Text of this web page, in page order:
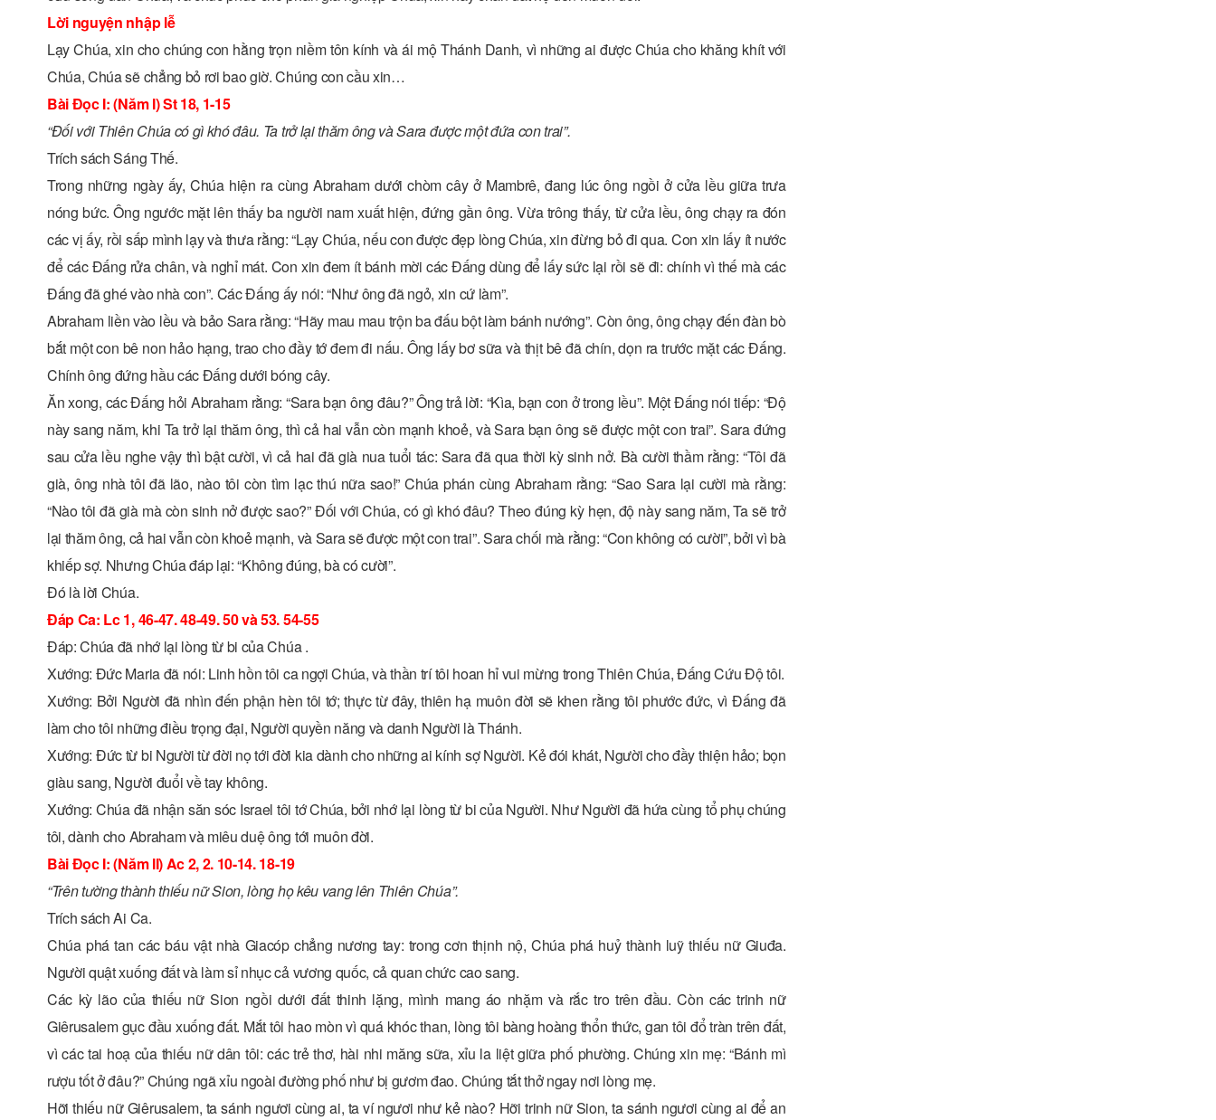
Lời nguyện nhập lễ
Lạy Chúa, xin cho chúng con hằng trọn niềm tôn kính và ái mộ Thánh Danh, vì những ai được Chúa cho khăng khít với
Chúa, Chúa sẽ chẳng bỏ rơi bao giờ. Chúng con cầu xin…
Bài Ðọc I: (Năm I) St 18, 1-15
“Ðối với Thiên Chúa có gì khó đâu. Ta trở lại thăm ông và Sara được một đứa con trai”.
Trích sách Sáng Thế.
Trong những ngày ấy, Chúa hiện ra cùng Abraham dưới chòm cây ở Mambrê, đang lúc ông ngồi ở cửa lều giữa trưa
nóng bức. Ông ngước mặt lên thấy ba người nam xuất hiện, đứng gần ông. Vừa trông thấy, từ cửa lều, ông chạy ra đón
các vị ấy, rồi sấp mình lạy và thưa rằng: “Lạy Chúa, nếu con được đẹp lòng Chúa, xin đừng bỏ đi qua. Con xin lấy ít nước
để các Ðấng rửa chân, và nghỉ mát. Con xin đem ít bánh mời các Ðấng dùng để lấy sức lại rồi sẽ đi: chính vì thế mà các
Ðấng đã ghé vào nhà con”. Các Ðấng ấy nói: “Như ông đã ngỏ, xin cứ làm”.
Abraham liền vào lều và bảo Sara rằng: “Hãy mau mau trộn ba đấu bột làm bánh nướng”. Còn ông, ông chạy đến đàn bò
bắt một con bê non hảo hạng, trao cho đầy tớ đem đi nấu. Ông lấy bơ sữa và thịt bê đã chín, dọn ra trước mặt các Ðấng.
Chính ông đứng hầu các Ðấng dưới bóng cây.
Ăn xong, các Ðấng hỏi Abraham rằng: “Sara bạn ông đâu?” Ông trả lời: “Kìa, bạn con ở trong lều”. Một Ðấng nói tiếp: “Ðộ
này sang năm, khi Ta trở lại thăm ông, thì cả hai vẫn còn mạnh khoẻ, và Sara bạn ông sẽ được một con trai”. Sara đứng
sau cửa lều nghe vậy thì bật cười, vì cả hai đã già nua tuổi tác: Sara đã qua thời kỳ sinh nở. Bà cười thầm rằng: “Tôi đã
già, ông nhà tôi đã lão, nào tôi còn tìm lạc thú nữa sao!” Chúa phán cùng Abraham rằng: “Sao Sara lại cười mà rằng:
“Nào tôi đã già mà còn sinh nở được sao?” Ðối với Chúa, có gì khó đâu? Theo đúng kỳ hẹn, độ này sang năm, Ta sẽ trở
lại thăm ông, cả hai vẫn còn khoẻ mạnh, và Sara sẽ được một con trai”. Sara chối mà rằng: “Con không có cười”, bởi vì bà
khiếp sợ. Nhưng Chúa đáp lại: “Không đúng, bà có cười”.
Ðó là lời Chúa.
Ðáp Ca: Lc 1, 46-47. 48-49. 50 và 53. 54-55
Ðáp: Chúa đã nhớ lại lòng từ bi của Chúa .
Xướng: Ðức Maria đã nói: Linh hồn tôi ca ngợi Chúa, và thần trí tôi hoan hỉ vui mừng trong Thiên Chúa, Ðấng Cứu Ðộ tôi.
Xướng: Bởi Người đã nhìn đến phận hèn tôi tớ; thực từ đây, thiên hạ muôn đời sẽ khen rằng tôi phước đức, vì Ðấng đã
làm cho tôi những điều trọng đại, Người quyền năng và danh Người là Thánh.
Xướng: Ðức từ bi Người từ đời nọ tới đời kia dành cho những ai kính sợ Người. Kẻ đói khát, Người cho đầy thiện hảo; bọn
giàu sang, Người đuổi về tay không.
Xướng: Chúa đã nhận săn sóc Israel tôi tớ Chúa, bởi nhớ lại lòng từ bi của Người. Như Người đã hứa cùng tổ phụ chúng
tôi, dành cho Abraham và miêu duệ ông tới muôn đời.
Bài Ðọc I: (Năm II) Ac 2, 2. 10-14. 18-19
“Trên tường thành thiếu nữ Sion, lòng họ kêu vang lên Thiên Chúa”.
Trích sách Ai Ca.
Chúa phá tan các báu vật nhà Giacóp chẳng nương tay: trong cơn thịnh nộ, Chúa phá huỷ thành luỹ thiếu nữ Giuđa.
Người quật xuống đất và làm sỉ nhục cả vương quốc, cả quan chức cao sang.
Các kỳ lão của thiếu nữ Sion ngồi dưới đất thinh lặng, mình mang áo nhặm và rắc tro trên đầu. Còn các trinh nữ
Giêrusalem gục đầu xuống đất. Mắt tôi hao mòn vì quá khóc than, lòng tôi bàng hoàng thổn thức, gan tôi đổ tràn trên đất,
vì các tai hoạ của thiếu nữ dân tôi: các trẻ thơ, hài nhi măng sữa, xỉu la liệt giữa phố phường. Chúng xin mẹ: “Bánh mì
rượu tốt ở đâu?” Chúng ngã xỉu ngoài đường phố như bị gươm đao. Chúng tắt thở ngay nơi lòng mẹ.
Hỡi thiếu nữ Giêrusalem, ta sánh ngươi cùng ai, ta ví ngươi như kẻ nào? Hỡi trinh nữ Sion, ta sánh ngươi cùng ai để an